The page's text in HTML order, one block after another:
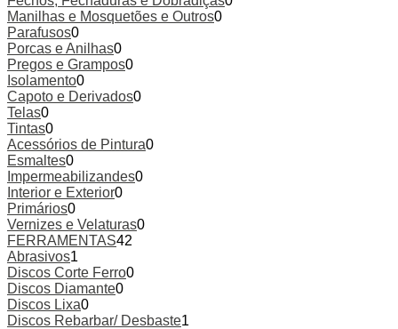
Manilhas e Mosquetões e Outros0
Parafusos0
Porcas e Anilhas0
Pregos e Grampos0
Isolamento0
Capoto e Derivados0
Telas0
Tintas0
Acessórios de Pintura0
Esmaltes0
Impermeabilizandes0
Interior e Exterior0
Primários0
Vernizes e Velaturas0
FERRAMENTAS42
Abrasivos1
Discos Corte Ferro0
Discos Diamante0
Discos Lixa0
Discos Rebarbar/ Desbaste1